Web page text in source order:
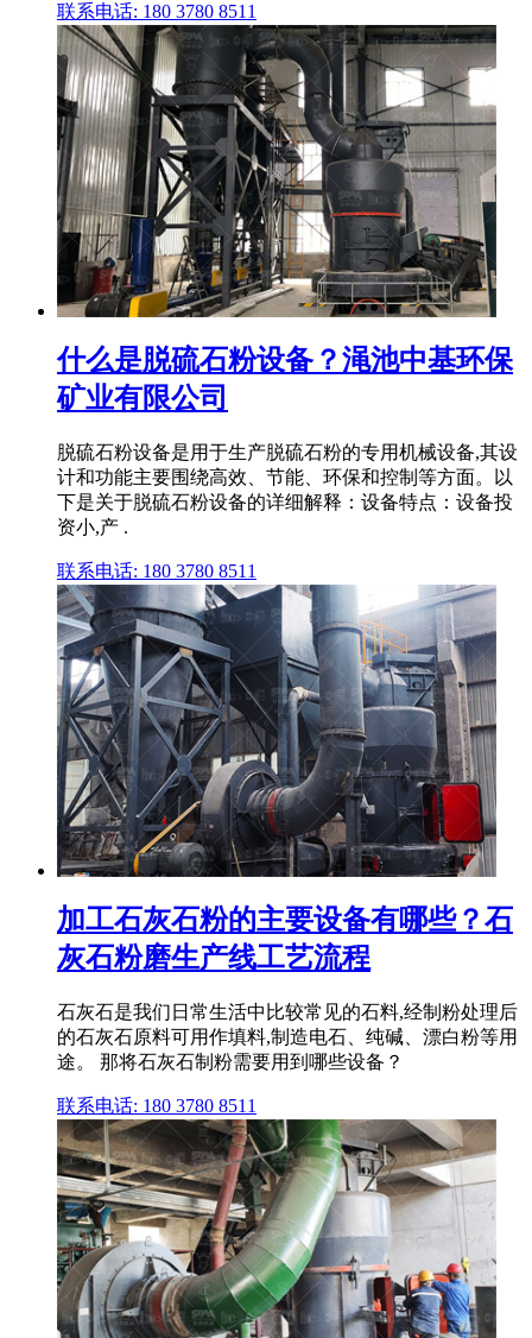
联系电话: 180 3780 8511
什么是脱硫石粉设备？渑池中基环保
矿业有限公司
脱硫石粉设备是用于生产脱硫石粉的专用机械设备,其设
计和功能主要围绕高效、节能、环保和控制等方面。以
下是关于脱硫石粉设备的详细解释：设备特点：设备投
资小,产 .
联系电话: 180 3780 8511
加工石灰石粉的主要设备有哪些？石
灰石粉磨生产线工艺流程
石灰石是我们日常生活中比较常见的石料,经制粉处理后
的石灰石原料可用作填料,制造电石、纯碱、漂白粉等用
途。 那将石灰石制粉需要用到哪些设备？
联系电话: 180 3780 8511